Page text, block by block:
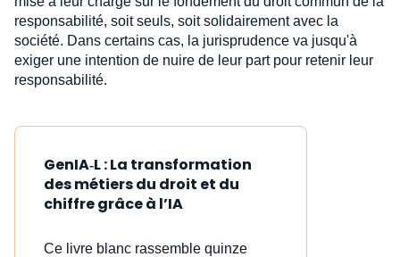
responsabilité, soit seuls, soit solidairement avec la
société. Dans certains cas, la jurisprudence va jusqu'à
exiger une intention de nuire de leur part pour retenir leur
responsabilité.
GenIA‑L : La transformation
des métiers du droit et du
chiffre grâce à l’IA
Ce livre blanc rassemble quinze